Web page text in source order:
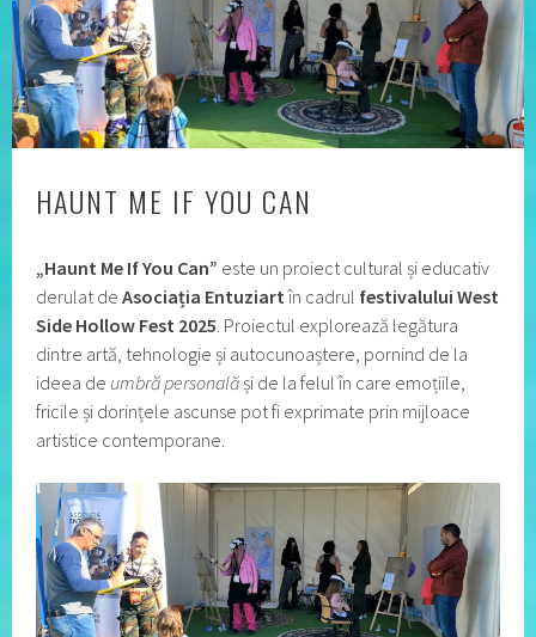
HAUNT ME IF YOU CAN
„Haunt Me If You Can” este un proiect cultural și educativ
derulat deAsociația Entuziartîn cadrul festivalului West
Side Hollow Fest 2025. Proiectul explorează legătura
dintre artă, tehnologie și autocunoaștere, pornind de la
ideea de umbră personalăși de la felul în care emoțiile,
fricile și dorințele ascunse pot fi exprimate prin mijloace
artistice contemporane.